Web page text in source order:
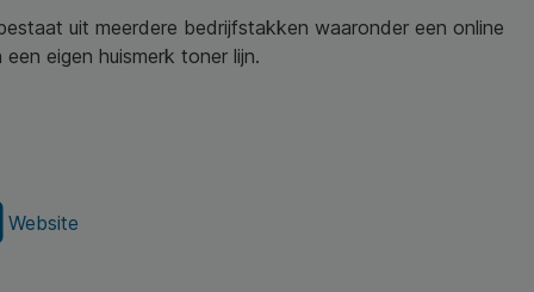
uit meerdere bedrijfstakken waaronder een online
eigen huismerk toner lijn.
Website